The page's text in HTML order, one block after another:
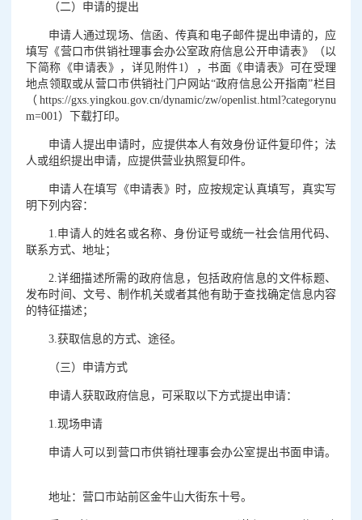
（二）申请的提出
申请人通过现场、信函、传真和电子邮件提出申请的，应
填写《营口市供销社理事会办公室政府信息公开申请表》（以
下简称《申请表》，详见附件1），书面《申请表》可在受理
地点领取或从营口市供销社门户网站“政府信息公开指南”栏目
（https://gxs.yingkou.gov.cn/dynamic/zw/openlist.html?categorynu
m=001）下载打印。
申请人提出申请时，应提供本人有效身份证件复印件；法
人或组织提出申请，应提供营业执照复印件。
申请人在填写《申请表》时，应按规定认真填写，真实写
明下列内容：
1.申请人的姓名或名称、身份证号或统一社会信用代码、
联系方式、地址；
2.详细描述所需的政府信息，包括政府信息的文件标题、
发布时间、文号、制作机关或者其他有助于查找确定信息内容
的特征描述；
3.获取信息的方式、途径。
（三）申请方式
申请人获取政府信息，可采取以下方式提出申请：
1.现场申请
申请人可以到营口市供销社理事会办公室提出书面申请。
地址：营口市站前区金牛山大街东十号。